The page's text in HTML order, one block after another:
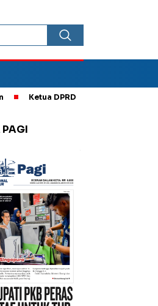
Ketua DPRD Kota Madiun Sebut
PAGI